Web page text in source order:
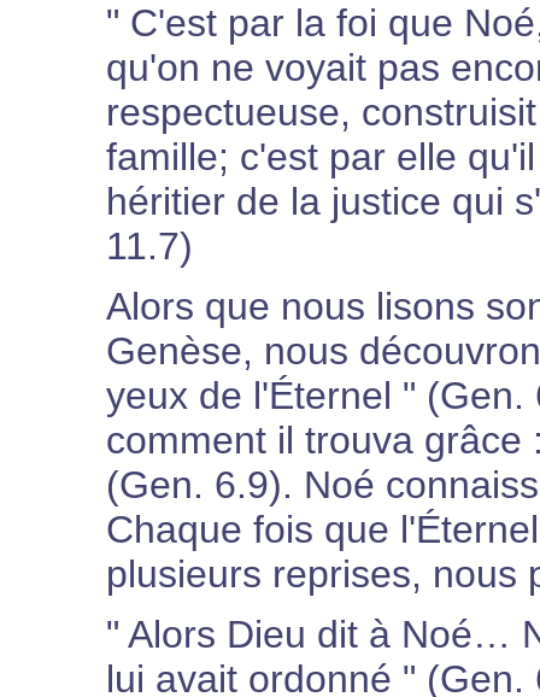
" C'est par la foi que
qu'on ne voyait pas
respectueuse,
famille; c'est par elle
héritier de la justice qui
11.7)
Alors que nous lisons
Genèse, nous
yeux de l'Éternel "
comment il trouva grâce
(Gen. 6.9). Noé
Chaque fois que
plusieurs reprises, nous
" Alors Dieu dit à Noé…
lui avait ordonné "